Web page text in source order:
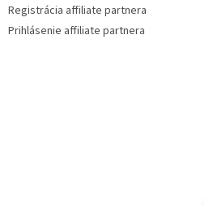
Registrácia affiliate partnera
Prihlásenie affiliate partnera